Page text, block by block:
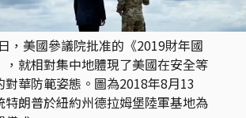
，美國參議院批准的《2019財年國
，就相對集中地體現了美國在安全等
對華防範姿態。圖為2018年8月13
特朗普於紐約州德拉姆堡陸軍基地為